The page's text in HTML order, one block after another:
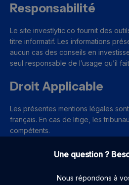
Responsabilité
Le site investlytic.co fournit des
titre informatif. Les informations
aucun cas des conseils en
seul responsable de l’usage qu’il
Droit Applicable
Les présentes mentions légales
français. En cas de litige, les
compétents.
Une question ?
Nous répondons à